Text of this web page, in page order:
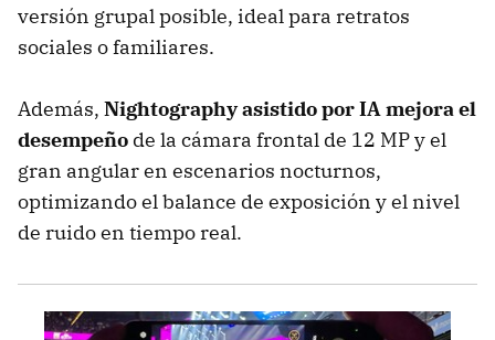
versión grupal posible, ideal para retratos
sociales o familiares.
Además, Nightography asistido por IA mejora el
desempeño de la cámara frontal de 12 MP y el
gran angular en escenarios nocturnos,
optimizando el balance de exposición y el nivel
de ruido en tiempo real.